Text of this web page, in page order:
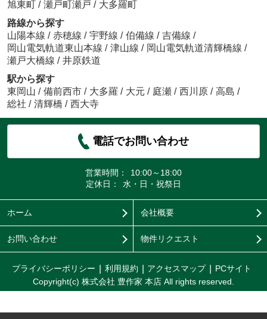
旭東町 / 瀬戸町瀬戸 / 大多羅町
路線から探す
山陽本線 / 赤穂線 / 宇野線 / 伯備線 / 吉備線 /
岡山電気軌道東山本線 / 津山線 / 岡山電気軌道清輝橋線 /
瀬戸大橋線 / 井原鉄道
駅から探す
東岡山 / 備前西市 / 大多羅 / 大元 / 庭瀬 / 西川原 / 高島 /
総社 / 清輝橋 / 西大寺
電話でお問い合わせ
営業時間：
10:00～18:00
定休日：
水・日・祝祭日
ホーム 会社概要
お問い合わせ 物件リクエスト
プライバシーポリシー 利用規約 アクセスマップ
PCサイト
Copyright(c) 株式会社 豊作家 本店 All rights reserved.